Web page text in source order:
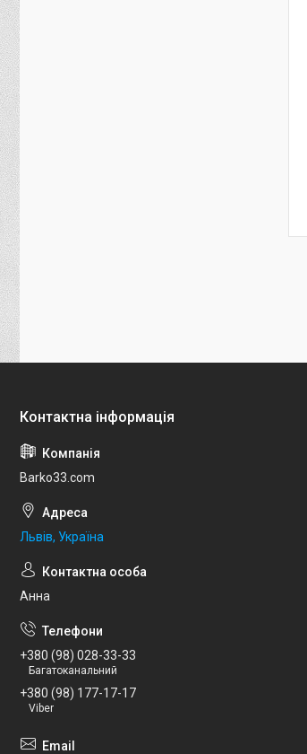
Barko33.com
Львів, Україна
Анна
+380 (98) 028-33-33
Багатоканальний
+380 (98) 177-17-17
Viber